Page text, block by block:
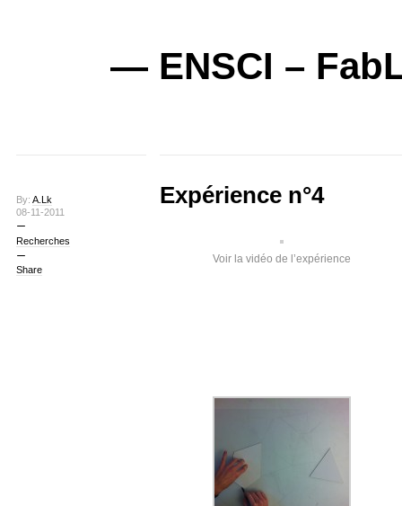
— ENSCI –
By: A.Lk
08-11-2011
Recherches
Share
Expérience n°4
Voir la vidéo de l’expérience